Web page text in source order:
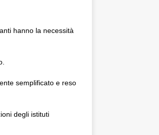
hanno la necessità
semplificato e reso
degli istituti